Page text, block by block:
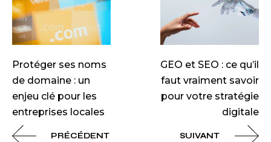
Protéger ses noms
de domaine : un
enjeu clé pour les
entreprises locales
PRÉCÉDENT
GEO et SEO : ce qu’il
faut vraiment savoir
pour votre stratégie
digitale
SUIVANT